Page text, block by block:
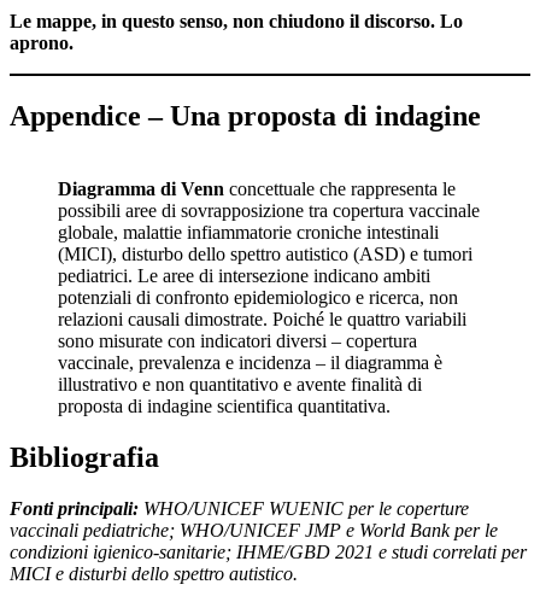
Le mappe, in questo senso, non chiudono il discorso. Lo
aprono.
Appendice –Una proposta di indagine
Diagramma di Venn concettuale che rappresenta le
possibili aree di sovrapposizione tra copertura vaccinale
globale, malattie infiammatorie croniche intestinali
(MICI), disturbo dello spettro autistico (ASD) e tumori
pediatrici. Le aree di intersezione indicano ambiti
potenziali di confronto epidemiologico e ricerca, non
relazioni causali dimostrate. Poiché le quattro variabili
sono misurate con indicatori diversi – copertura
vaccinale, prevalenza e incidenza – il diagramma è
illustrativo e non quantitativo e avente finalità di
proposta di indagine scientifica quantitativa.
Bibliografia
Fonti principali: WHO/UNICEF WUENIC per le coperture
vaccinali pediatriche; WHO/UNICEF JMP e World Bank per le
condizioni igienico-sanitarie; IHME/GBD 2021 e studi correlati per
MICI e disturbi dello spettro autistico.